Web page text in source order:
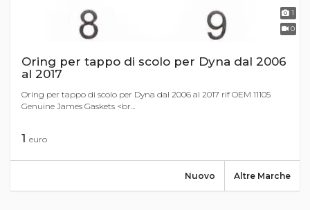
1
0
Oring per tappo di scolo per Dyna dal 2006
al 2017
Oring per tappo di scolo per Dyna dal 2006 al 2017 rif OEM 11105
Genuine James Gaskets <br...
1 euro
Altre Marche
Nuovo